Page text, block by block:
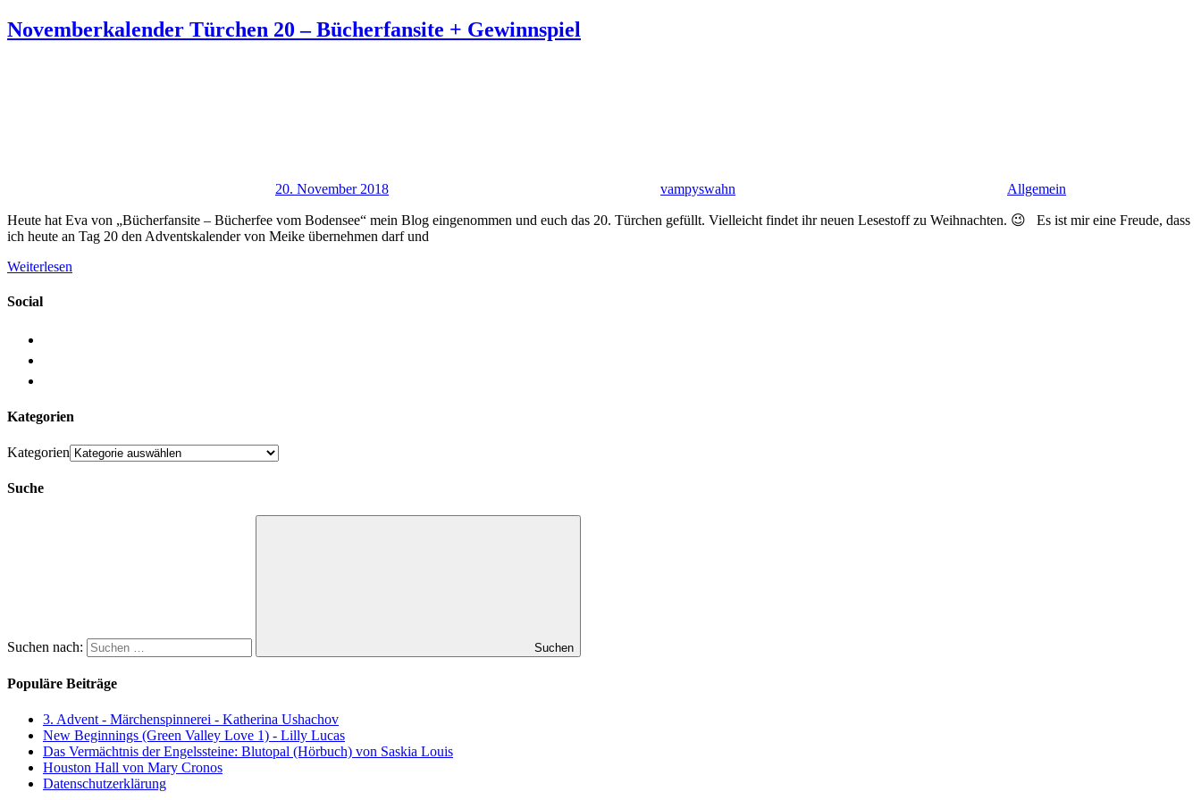
Novemberkalender Türchen 20 – Bücherfansite + Gewinnspiel
20. November 2018 vampyswahn Allgemein
Heute hat Eva von „Bücherfansite – Bücherfee vom Bodensee“ mein Blog eingenommen und euch das 20. Türchen gefüllt. Vielleicht findet ihr neuen Lesestoff zu Weihnachten. 😉 Es ist mir eine Freude, dass
ich heute an Tag 20 den Adventskalender von Meike übernehmen darf und
Weiterlesen
Social
Kategorien
Kategorien
Suche
Suchen nach: Suchen
Populäre Beiträge
3. Advent - Märchenspinnerei - Katherina Ushachov
New Beginnings (Green Valley Love 1) - Lilly Lucas
Das Vermächtnis der Engelssteine: Blutopal (Hörbuch) von Saskia Louis
Houston Hall von Mary Cronos
Datenschutzerklärung